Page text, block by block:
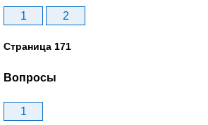
1 2
Страница 171
Вопросы
1